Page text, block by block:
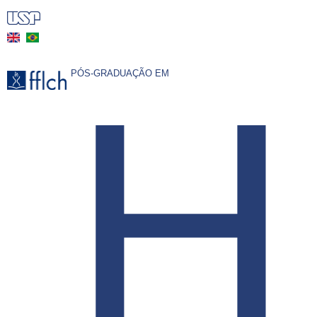
Pular
conteúdo
principal
PÓS-GRADUAÇÃO EM